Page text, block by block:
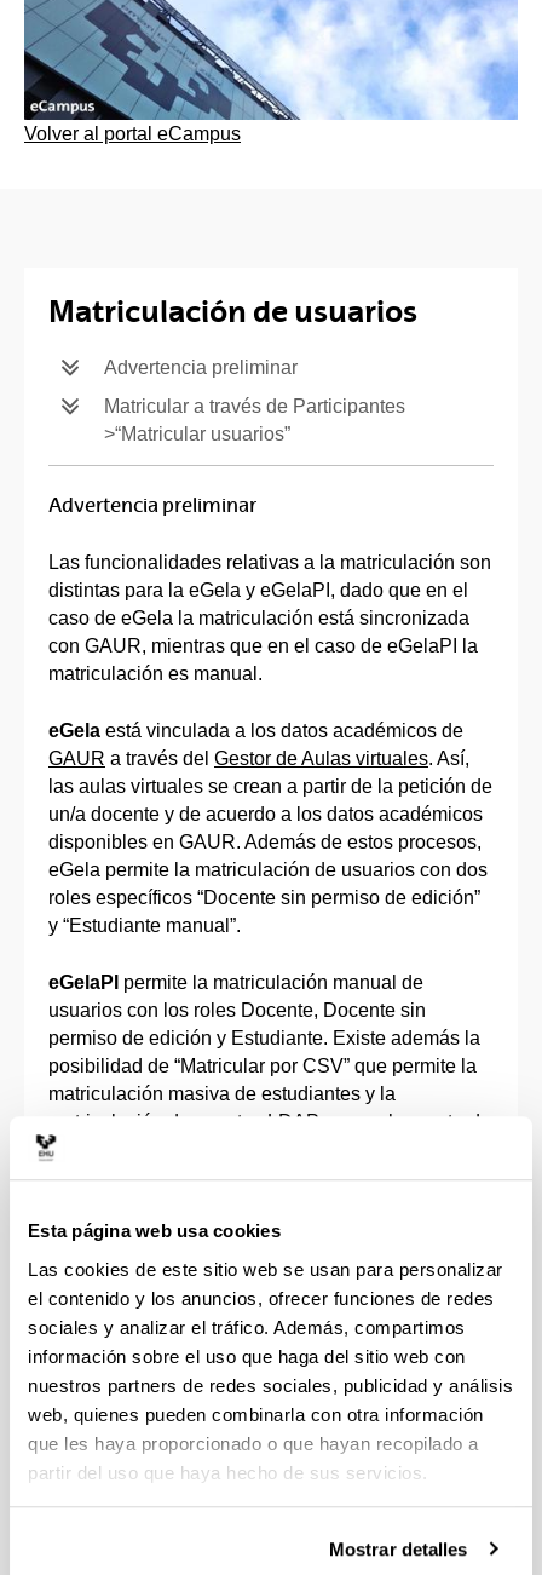
Esta página web usa cookies
Las cookies de este sitio web se usan para personalizar
el contenido y los anuncios, ofrecer funciones de redes
sociales y analizar el tráfico. Además, compartimos
información sobre el uso que haga del sitio web con
nuestros partners de redes sociales, publicidad y análisis
web, quienes pueden combinarla con otra información
que les haya proporcionado o que hayan recopilado a
partir del uso que haya hecho de sus servicios.
Mostrar detalles
Volver al portal eCampus
Matriculación de usuarios
Advertencia preliminar
Matricular a través de Participantes
>“Matricular usuarios”
Advertencia preliminar
Las funcionalidades relativas a la matriculación son
distintas para la eGela y eGelaPI, dado que en el
caso de eGela la matriculación está sincronizada
con GAUR, mientras que en el caso de eGelaPI la
matriculación es manual.
eGela está vinculada a los datos académicos de
GAUR a través del Gestor de Aulas virtuales. Así,
las aulas virtuales se crean a partir de la petición de
un/a docente y de acuerdo a los datos académicos
disponibles en GAUR. Además de estos procesos,
eGela permite la matriculación de usuarios con dos
roles específicos “Docente sin permiso de edición”
y “Estudiante manual”.
eGelaPI permite la matriculación manual de
usuarios con los roles Docente, Docente sin
permiso de edición y Estudiante. Existe además la
posibilidad de “Matricular por CSV” que permite la
matriculación masiva de estudiantes y la
matriculación de cuentas LDAP que no han entrado
nunca en la plataforma y que por lo tanto no se
pueden localizar a través de la opción “Matricular”.
Volver arriba
Matricular a través de Participantes >“Matricular
usuarios”
Para realizar matriculaciones en eGela en los roles
“Docente sin permiso de edición”y “Estudiante
manual”acceder a Participantes y pulsar sobre
matriculación. Se pueden elegir los roles